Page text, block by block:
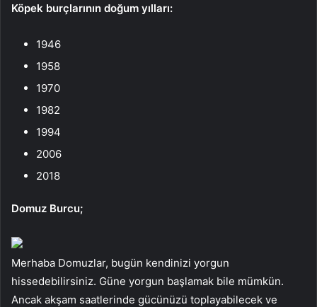
Köpek burçlarının doğum yılları:
1946
1958
1970
1982
1994
2006
2018
Domuz Burcu;
Merhaba Domuzlar, bugün kendinizi yorgun
hissedebilirsiniz. Güne yorgun başlamak bile mümkün.
Ancak akşam saatlerinde gücünüzü toplayabilecek ve